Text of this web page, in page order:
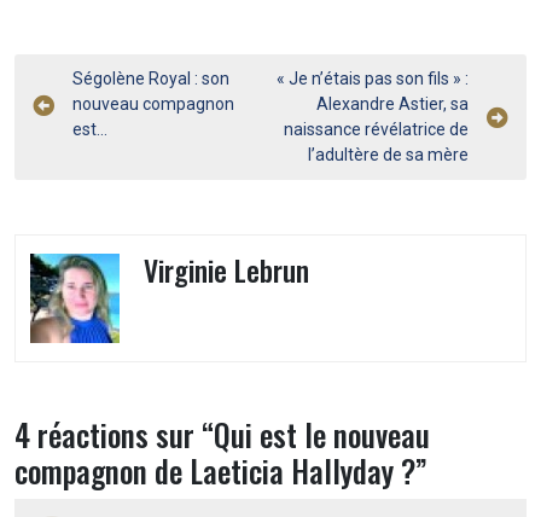
Navigation
de
Ségolène Royal : son
nouveau compagnon
est…
« Je n’étais pas son fils » :
Alexandre Astier, sa
naissance révélatrice de
l’adultère de sa mère
Virginie Lebrun
4 réactions sur “Qui est le nouveau
compagnon de Laeticia Hallyday ?”